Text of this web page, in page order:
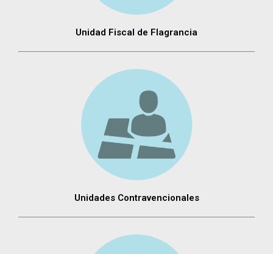
Unidad Fiscal de Flagrancia
Unidades Contravencionales